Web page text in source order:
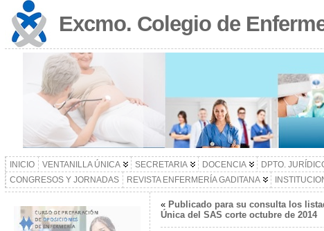
Excmo. Colegio de
INICIO VENTANILLA ÚNICA SECRETARIA DOCENCIA DPTO.
CONGRESOS Y JORNADAS
REVISTA ENFERMERÍA GADITANA
« Publicado para su consulta los
Única del SAS corte octubre de 2014